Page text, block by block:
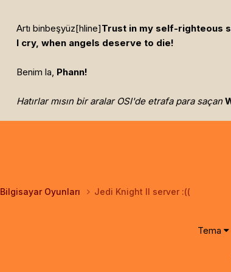
Artı binbeşyüz[hline]Trust in my self-righteous
I cry, when angels deserve to die!
Benim la, Phann!
Hatırlar mısın bir aralar OSI'de etrafa para saçan
Bilgisayar Oyunları Jedi Knight II server :((
Tema